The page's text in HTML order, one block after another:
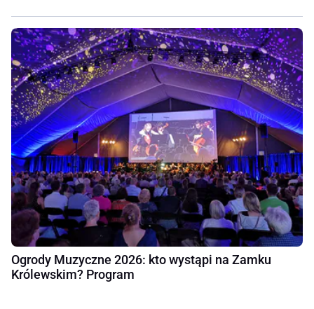
Ogrody Muzyczne 2026: kto wystąpi na Zamku
Królewskim? Program